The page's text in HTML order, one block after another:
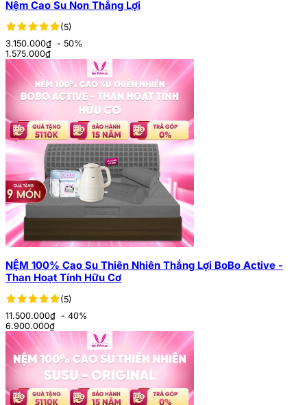
Nệm Cao Su Non Thắng Lợi
(5)
3.150.000₫ - 50%
1.575.000₫
NỆM 100% Cao Su Thiên Nhiên Thắng Lợi BoBo Active -
Than Hoạt Tính Hữu Cơ
(5)
11.500.000₫ - 40%
6.900.000₫